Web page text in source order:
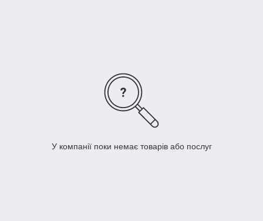
У компанії поки немає товарів або послуг